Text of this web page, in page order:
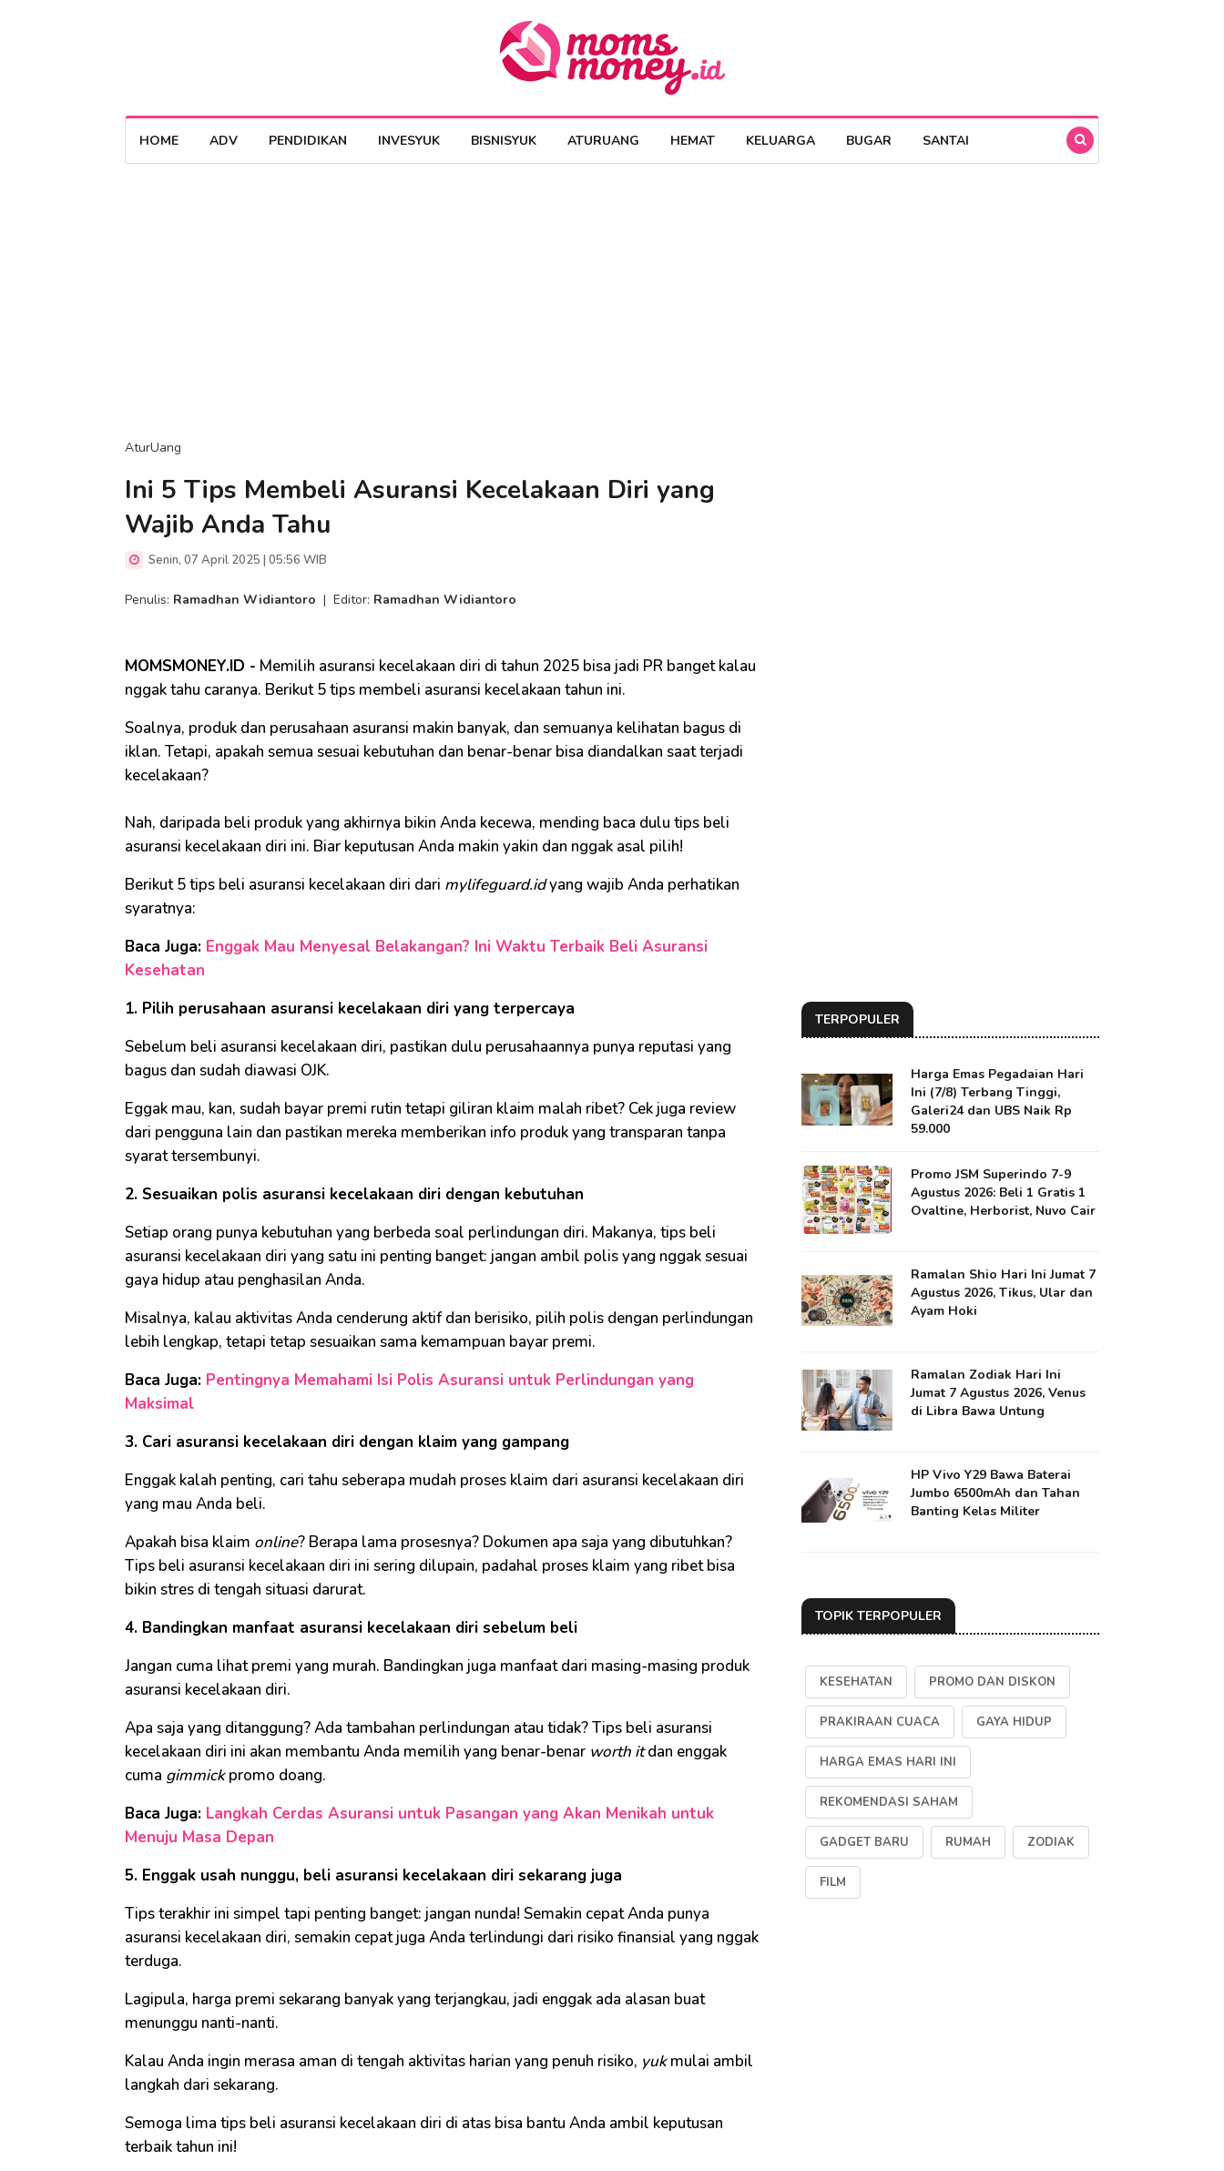
HOME ADV PENDIDIKAN INVESYUK BISNISYUK ATURUANG HEMAT KELUARGA BUGAR SANTAI
AturUang
Ini 5 Tips Membeli Asuransi Kecelakaan Diri yang
Wajib Anda Tahu
Senin, 07 April 2025 | 05:56 WIB
Penulis: Ramadhan Widiantoro | Editor: Ramadhan Widiantoro
MOMSMONEY.ID - Memilih asuransi kecelakaan diri di tahun 2025 bisa jadi PR banget kalau
nggak tahu caranya. Berikut 5 tips membeli asuransi kecelakaan tahun ini.
Soalnya, produk dan perusahaan asuransi makin banyak, dan semuanya kelihatan bagus di
iklan. Tetapi, apakah semua sesuai kebutuhan dan benar-benar bisa diandalkan saat terjadi
kecelakaan?
Nah, daripada beli produk yang akhirnya bikin Anda kecewa, mending baca dulu tips beli
asuransi kecelakaan diri ini. Biar keputusan Anda makin yakin dan nggak asal pilih!
Berikut 5 tips beli asuransi kecelakaan diri dari mylifeguard.idyang wajib Anda perhatikan
syaratnya:
Baca Juga: Enggak Mau Menyesal Belakangan? Ini Waktu Terbaik Beli Asuransi
Kesehatan
1. Pilih perusahaan asuransi kecelakaan diri yang terpercaya
Sebelum beli asuransi kecelakaan diri, pastikan dulu perusahaannya punya reputasi yang
bagus dan sudah diawasi OJK.
Eggak mau, kan, sudah bayar premi rutin tetapi giliran klaim malah ribet? Cek juga review
dari pengguna lain dan pastikan mereka memberikan info produk yang transparan tanpa
syarat tersembunyi.
2. Sesuaikan polis asuransi kecelakaan diri dengan kebutuhan
Setiap orang punya kebutuhan yang berbeda soal perlindungan diri. Makanya, tips beli
asuransi kecelakaan diri yang satu ini penting banget: jangan ambil polis yang nggak sesuai
gaya hidup atau penghasilan Anda.
Misalnya, kalau aktivitas Anda cenderung aktif dan berisiko, pilih polis dengan perlindungan
lebih lengkap, tetapi tetap sesuaikan sama kemampuan bayar premi.
Baca Juga: Pentingnya Memahami Isi Polis Asuransi untuk Perlindungan yang
Maksimal
3. Cari asuransi kecelakaan diri dengan klaim yang gampang
Enggak kalah penting, cari tahu seberapa mudah proses klaim dari asuransi kecelakaan diri
yang mau Anda beli.
Apakah bisa klaim online? Berapa lama prosesnya? Dokumen apa saja yang dibutuhkan?
Tips beli asuransi kecelakaan diri ini sering dilupain, padahal proses klaim yang ribet bisa
bikin stres di tengah situasi darurat.
4. Bandingkan manfaat asuransi kecelakaan diri sebelum beli
Jangan cuma lihat premi yang murah. Bandingkan juga manfaat dari masing-masing produk
asuransi kecelakaan diri.
Apa saja yang ditanggung? Ada tambahan perlindungan atau tidak? Tips beli asuransi
kecelakaan diri ini akan membantu Anda memilih yang benar-benar worth itdan enggak
cuma gimmickpromo doang.
Baca Juga: Langkah Cerdas Asuransi untuk Pasangan yang Akan Menikah untuk
Menuju Masa Depan
5. Enggak usah nunggu, beli asuransi kecelakaan diri sekarang juga
Tips terakhir ini simpel tapi penting banget: jangan nunda! Semakin cepat Anda punya
asuransi kecelakaan diri, semakin cepat juga Anda terlindungi dari risiko finansial yang nggak
terduga.
Lagipula, harga premi sekarang banyak yang terjangkau, jadi enggak ada alasan buat
menunggu nanti-nanti.
Kalau Anda ingin merasa aman di tengah aktivitas harian yang penuh risiko, yukmulai ambil
langkah dari sekarang.
Semoga lima tips beli asuransi kecelakaan diri di atas bisa bantu Anda ambil keputusan
terbaik tahun ini!
TERPOPULER
Harga Emas Pegadaian Hari
Ini (7/8) Terbang Tinggi,
Galeri24 dan UBS Naik Rp
59.000
Promo JSM Superindo 7-9
Agustus 2026: Beli 1 Gratis 1
Ovaltine, Herborist, Nuvo Cair
Ramalan Shio Hari Ini Jumat 7
Agustus 2026, Tikus, Ular dan
Ayam Hoki
Ramalan Zodiak Hari Ini
Jumat 7 Agustus 2026, Venus
di Libra Bawa Untung
HP Vivo Y29 Bawa Baterai
Jumbo 6500mAh dan Tahan
Banting Kelas Militer
TOPIK TERPOPULER
KESEHATAN PROMO DAN DISKON
PRAKIRAAN CUACA GAYA HIDUP
HARGA EMAS HARI INI
REKOMENDASI SAHAM
GADGET BARU RUMAH ZODIAK
FILM